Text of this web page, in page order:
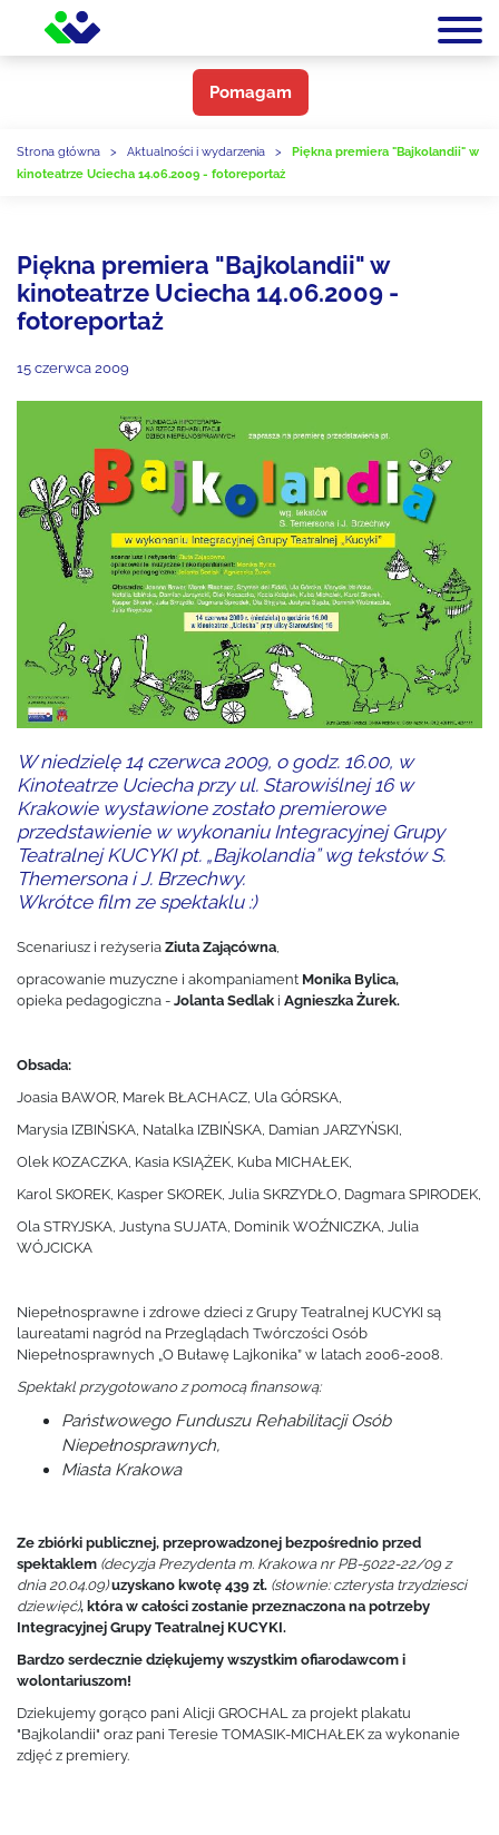
Pomagam
Strona główna > Aktualności i wydarzenia >
Piękna premiera "Bajkolandii" w
kinoteatrze Uciecha 14.06.2009 - fotoreportaż
Piękna premiera "Bajkolandii" w
kinoteatrze Uciecha 14.06.2009 -
fotoreportaż
15 czerwca 2009
W niedzielę 14 czerwca 2009, o godz. 16.00, w
Kinoteatrze Uciecha przy ul. Starowiślnej 16 w
Krakowie wystawione zostało premierowe
przedstawienie w wykonaniu Integracyjnej Grupy
Teatralnej KUCYKI pt. „Bajkolandia” wg tekstów S.
Themersona i J. Brzechwy.
Wkrótce film ze spektaklu :)
Scenariusz i reżyseria Ziuta Zającówna,
opracowanie muzyczne i akompaniament Monika Bylica,
opieka pedagogiczna - Jolanta Sedlak i Agnieszka Żurek.
Obsada:
Joasia BAWOR, Marek BŁACHACZ, Ula GÓRSKA,
Marysia IZBIŃSKA, Natalka IZBIŃSKA, Damian JARZYŃSKI,
Olek KOZACZKA, Kasia KSIĄŻEK, Kuba MICHAŁEK,
Karol SKOREK, Kasper SKOREK, Julia SKRZYDŁO, Dagmara SPIRODEK,
Ola STRYJSKA, Justyna SUJATA, Dominik WOŹNICZKA, Julia
WÓJCICKA
Niepełnosprawne i zdrowe dzieci z Grupy Teatralnej KUCYKI są
laureatami nagród na Przeglądach Twórczości Osób
Niepełnosprawnych „O Buławę Lajkonika” w latach 2006-2008.
Spektakl przygotowano z pomocą finansową:
Państwowego Funduszu Rehabilitacji Osób
Niepełnosprawnych,
Miasta Krakowa
Ze zbiórki publicznej, przeprowadzonej bezpośrednio przed
spektaklem (decyzja Prezydenta m. Krakowa nr PB-5022-22/09 z
dnia 20.04.09) uzyskano kwotę 439 zł. (słownie: czterysta trzydziesci
dziewięć), która w całości zostanie przeznaczona na potrzeby
Integracyjnej Grupy Teatralnej KUCYKI.
Bardzo serdecznie dziękujemy wszystkim ofiarodawcom i
wolontariuszom!
Dziekujemy gorąco pani Alicji GROCHAL za projekt plakatu
"Bajkolandii" oraz pani Teresie TOMASIK-MICHAŁEK za wykonanie
zdjęć z premiery.